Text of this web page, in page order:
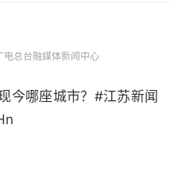
电总台融媒体新闻中心
今哪座城市？#江苏新闻